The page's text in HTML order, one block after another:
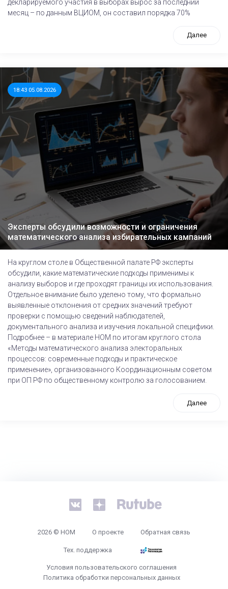
декларируемого участия в выборах вырос за последний
месяц – по данным ВЦИОМ, он составил порядка 70%
Далее
18:43 05.08.2026
Эксперты обсудили возможности и ограничения
математического анализа избирательных кампаний
На круглом столе в Общественной палате РФ эксперты
обсудили, какие математические подходы применимы к
анализу выборов и где проходят границы их использования.
Отдельное внимание было уделено тому, что формально
выявленные отклонения от средних значений требуют
проверки с помощью сведений наблюдателей,
документального анализа и изучения локальной специфики.
Подробнее – в материале НОМ по итогам круглого стола
«Методы математического анализа электоральных
процессов: современные подходы и практическое
применение», организованного Координационным советом
при ОП РФ по общественному контролю за голосованием.
Далее
2026 © НОМ О проекте Обратная связь
Тех. поддержка
Условия пользовательского соглашения
Политика обработки персональных данных